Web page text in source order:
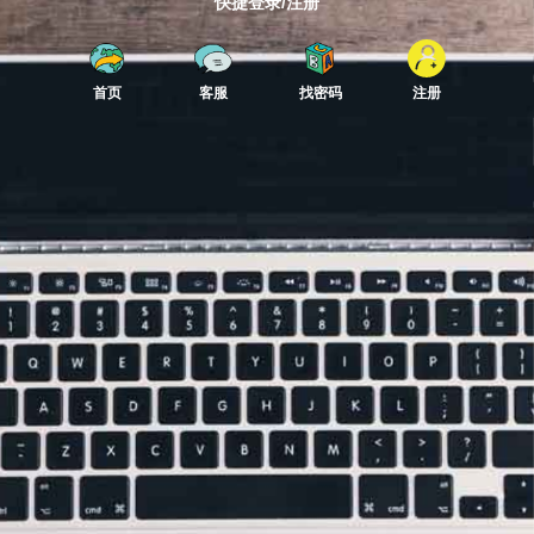
首页 客服 找密码 注册